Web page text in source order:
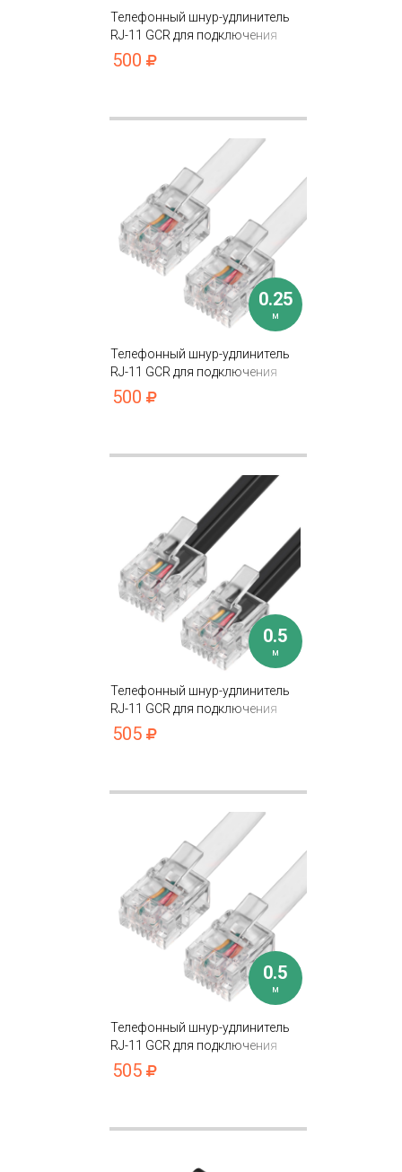
Телефонный шнур-удлинитель
RJ-11 GCR для подключения
устройств
500
0.25
м
Телефонный шнур-удлинитель
RJ-11 GCR для подключения
устройств
500
0.5
м
Телефонный шнур-удлинитель
RJ-11 GCR для подключения
устройств
505
0.5
м
Телефонный шнур-удлинитель
RJ-11 GCR для подключения
устройств
505